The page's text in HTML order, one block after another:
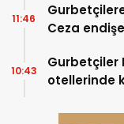
Ceza
11:46
Gurbetçiler
otellerinde
10:43